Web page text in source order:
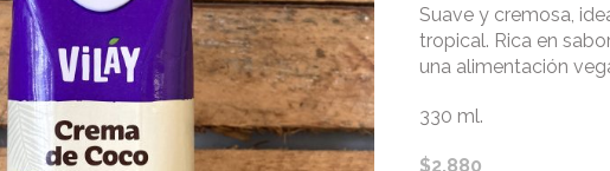
Suave y cremosa,
tropical. Rica en
una alimentación
330 ml.
$2.880